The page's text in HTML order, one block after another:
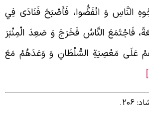
النَّاسِ وَ انْفَضُّوا، فَأَصْبَحَ فَنَادَى فِي
فَاجْتَمَعَ النَّاسُ فَخَرَجَ وَ صَعِدَ الْمِنْبَرَ
مَعْصِيَةِ السُّلْطَانِ وَ وَعَدَهُمْ مَعَ